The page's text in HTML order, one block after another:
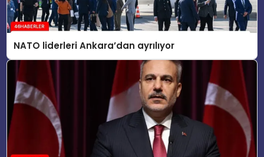
NATO liderleri Ankara’dan ayrılıyor